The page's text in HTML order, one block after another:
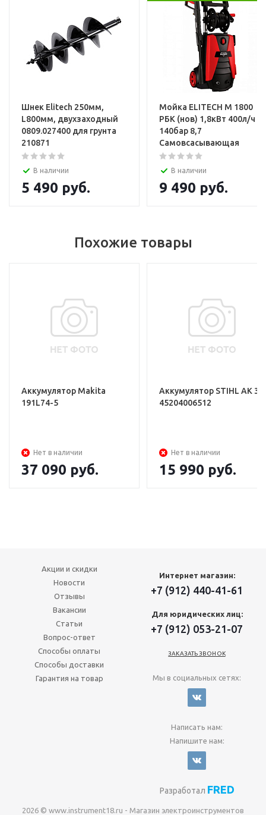
Шнек Elitech 250мм,
L800мм, двухзаходный
0809.027400 для грунта
210871
В наличии
5 490 руб.
Мойка ELITECH М 1800
РБК (нов) 1,8кВт 400л/ч
140бар 8,7
Самовсасывающая
В наличии
9 490 руб.
Похожие товары
Аккумулятор Makita
191L74-5
Нет в наличии
37 090 руб.
Аккумулятор STIHL АK 30
45204006512
Нет в наличии
15 990 руб.
Акции и скидки
Новости
Отзывы
Вакансии
Статьи
Вопрос-ответ
Способы оплаты
Способы доставки
Гарантия на товар
Интернет магазин:
+7 (912) 440-41-61
Для юридических лиц:
+7 (912) 053-21-07
ЗАКАЗАТЬ ЗВОНОК
Мы в социальных сетях:
Написать нам:
Напишите нам:
Разработал FRED
2026 © www.instrument18.ru - Магазин электроинструментов